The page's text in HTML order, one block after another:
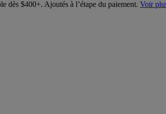
dès $400+. Ajoutés à l’étape du paiement. Voir